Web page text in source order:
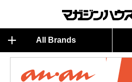
All Brands